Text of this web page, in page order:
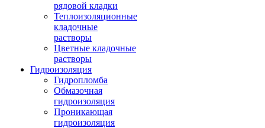
рядовой кладки
Теплоизоляционные
кладочные
растворы
Цветные кладочные
растворы
Гидроизоляция
Гидропломба
Обмазочная
гидроизоляция
Проникающая
гидроизоляция